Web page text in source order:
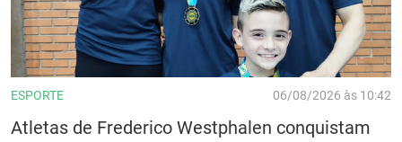
ESPORTE 06/08/2026 às 10:42
Atletas de Frederico Westphalen conquistam